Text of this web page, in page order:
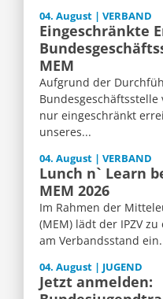
04. August | VERBAND
Eingeschränkte
MEM
Aufgrund der
Bundesgeschäftsstelle
nur eingeschränkt
unseres...
04. August | VERBAND
Lunch n` Learn
MEM 2026
Im Rahmen der
(MEM) lädt der IPZV
am Verbandsstand
04. August | JUGEND
Jetzt anmelden: